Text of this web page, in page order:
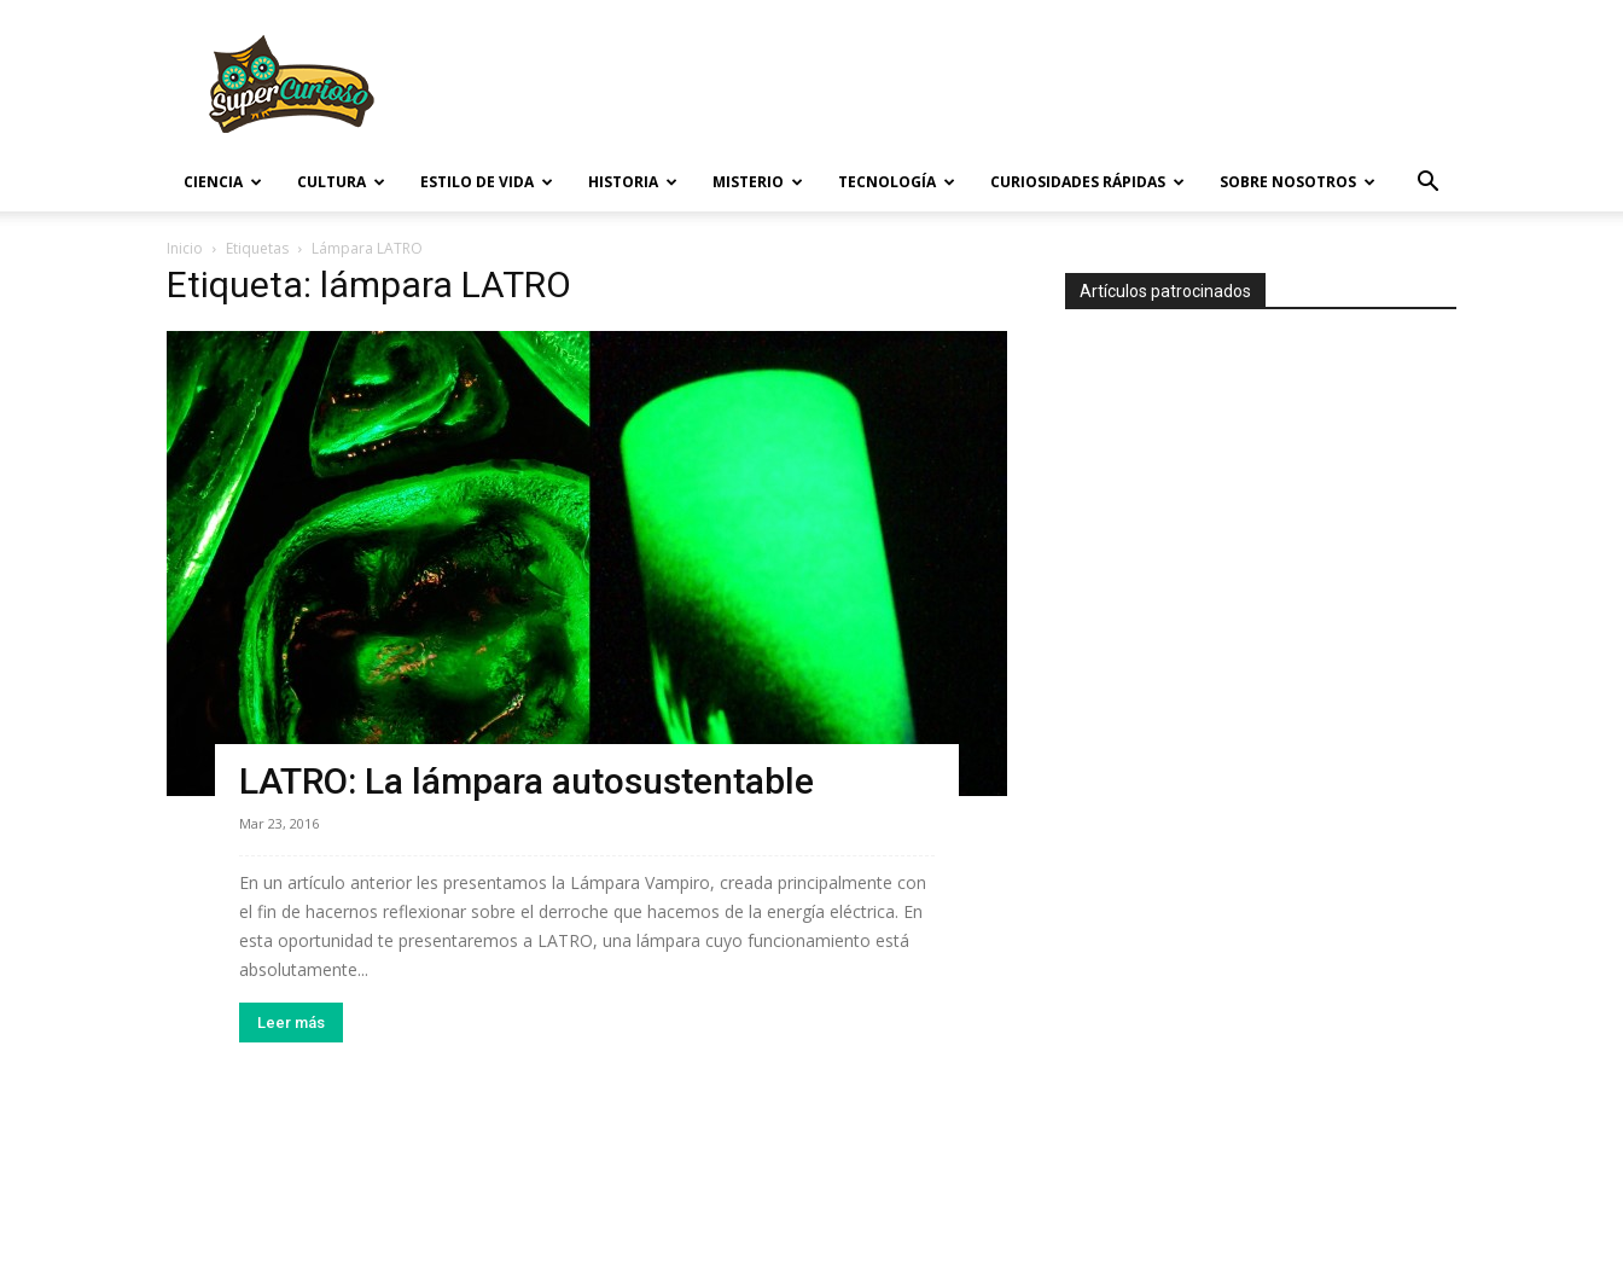
CIENCIA CULTURA ESTILO DE VIDA HISTORIA MISTERIO TECNOLOGÍA CURIOSIDADES RÁPIDAS SOBRE NOSOTROS
Inicio Etiquetas Lámpara LATRO
Etiqueta: lámpara LATRO
LATRO: La lámpara autosustentable
Mar 23, 2016
En un artículo anterior les presentamos la Lámpara Vampiro, creada principalmente con
el fin de hacernos reflexionar sobre el derroche que hacemos de la energía eléctrica. En
esta oportunidad te presentaremos a LATRO, una lámpara cuyo funcionamiento está
absolutamente...
Leer más
Artículos patrocinados